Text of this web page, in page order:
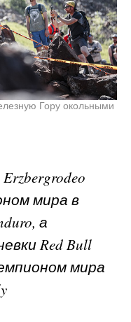
Гору окольными
мира в
а
Red Bull
мира